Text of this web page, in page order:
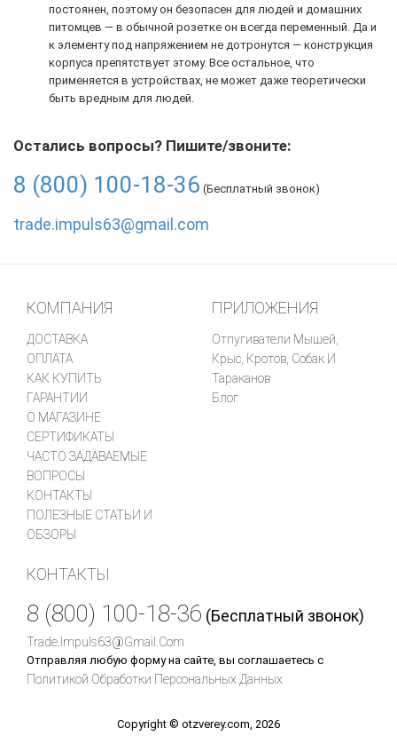
постоянен, поэтому он безопасен для людей и домашних
питомцев — в обычной розетке он всегда переменный. Да и
к элементу под напряжением не дотронутся — конструкция
корпуса препятствует этому. Все остальное, что
применяется в устройствах, не может даже теоретически
быть вредным для людей.
Остались вопросы? Пишите/звоните:
8 (800) 100-18-36 (Бесплатный звонок)
trade.impuls63@gmail.com
КОМПАНИЯ
ДОСТАВКА
ОПЛАТА
КАК КУПИТЬ
ГАРАНТИИ
О МАГАЗИНЕ
СЕРТИФИКАТЫ
ЧАСТО ЗАДАВАЕМЫЕ
ВОПРОСЫ
КОНТАКТЫ
ПОЛЕЗНЫЕ СТАТЬИ И
ОБЗОРЫ
ПРИЛОЖЕНИЯ
Отпугиватели Мышей,
Крыс, Кротов, Собак И
Тараканов
Блог
КОНТАКТЫ
8 (800) 100-18-36 (Бесплатный звонок)
Trade.impuls63@gmail.com
Отправляя любую форму на сайте, вы соглашаетесь с
Политикой Обработки Персональных Данных
Copyright © otzverey.com, 2026